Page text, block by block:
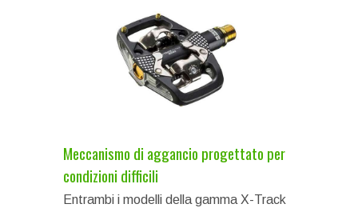
Meccanismo di aggancio progettato per
condizioni difficili
Entrambi i modelli della gamma X-Track